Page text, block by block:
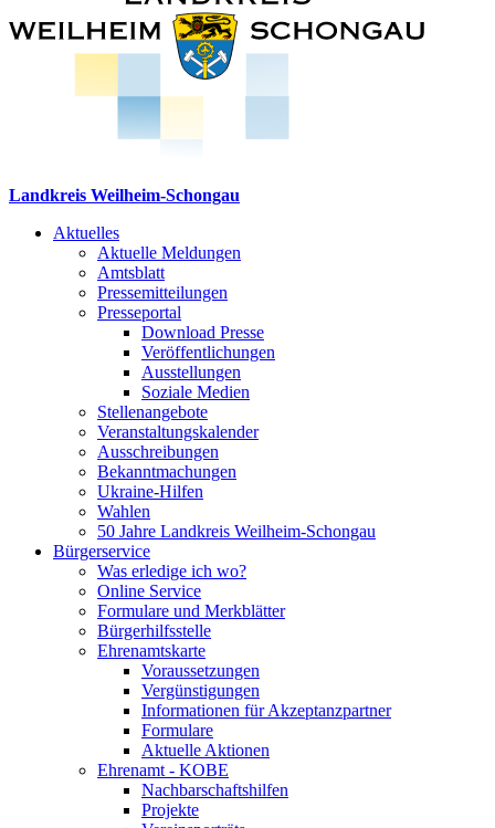
Landkreis Weilheim-Schongau
Aktuelles
Aktuelle Meldungen
Amtsblatt
Pressemitteilungen
Presseportal
Download Presse
Veröffentlichungen
Ausstellungen
Soziale Medien
Stellenangebote
Veranstaltungskalender
Ausschreibungen
Bekanntmachungen
Ukraine-Hilfen
Wahlen
50 Jahre Landkreis Weilheim-Schongau
Bürgerservice
Was erledige ich wo?
Online Service
Formulare und Merkblätter
Bürgerhilfsstelle
Ehrenamtskarte
Voraussetzungen
Vergünstigungen
Informationen für Akzeptanzpartner
Formulare
Aktuelle Aktionen
Ehrenamt - KOBE
Nachbarschaftshilfen
Projekte